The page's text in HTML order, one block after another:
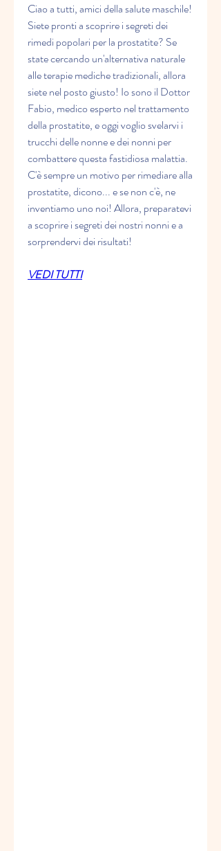
Ciao a tutti, amici della salute maschile!
Siete pronti a scoprire i segreti dei
rimedi popolari per la prostatite? Se
state cercando un'alternativa naturale
alle terapie mediche tradizionali, allora
siete nel posto giusto! Io sono il Dottor
Fabio, medico esperto nel trattamento
della prostatite, e oggi voglio svelarvi i
trucchi delle nonne e dei nonni per
combattere questa fastidiosa malattia.
C'è sempre un motivo per rimediare alla
prostatite, dicono... e se non c'è, ne
inventiamo uno noi! Allora, preparatevi
a scoprire i segreti dei nostri nonni e a
sorprendervi dei risultati!
VEDI TUTTI